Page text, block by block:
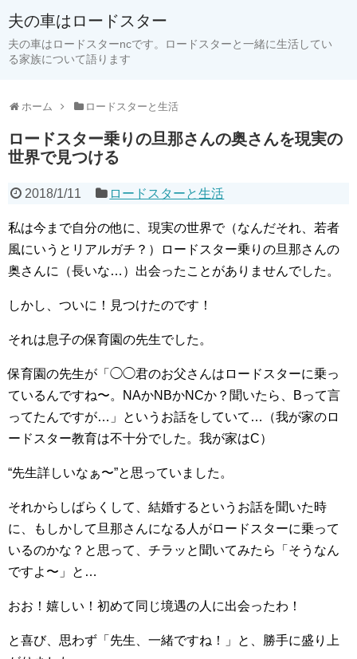
夫の車はロードスター
夫の車はロードスターncです。ロードスターと一緒に生活してい
る家族について語ります
ホーム ロードスターと生活
ロードスター乗りの旦那さんの奥さんを現実の
世界で見つける
2018/1/11 ロードスターと生活
私は今まで自分の他に、現実の世界で（なんだそれ、若者
風にいうとリアルガチ？）ロードスター乗りの旦那さんの
奥さんに（長いな…）出会ったことがありませんでした。
しかし、ついに！見つけたのです！
それは息子の保育園の先生でした。
保育園の先生が「◯◯君のお父さんはロードスターに乗っ
ているんですね〜。NAかNBかNCか？聞いたら、Bって言
ってたんですが…」というお話をしていて…（我が家のロ
ードスター教育は不十分でした。我が家はC）
“先生詳しいなぁ〜”と思っていました。
それからしばらくして、結婚するというお話を聞いた時
に、もしかして旦那さんになる人がロードスターに乗って
いるのかな？と思って、チラッと聞いてみたら「そうなん
ですよ〜」と…
おお！嬉しい！初めて同じ境遇の人に出会ったわ！
と喜び、思わず「先生、一緒ですね！」と、勝手に盛り上